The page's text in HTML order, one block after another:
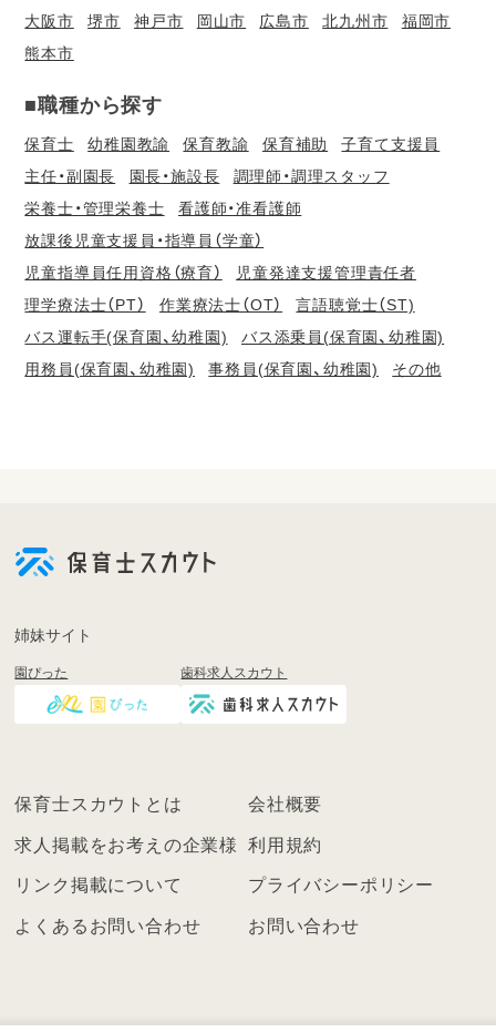
大阪市
堺市 神戸市 岡山市 広島市 北九州市
福岡市
熊本市
■職種から探す
保育士 幼稚園教諭 保育教諭 保育補助
子育て支援員
主任・副園長
園長・施設長
調理師・調理スタッフ
栄養士・管理栄養士
看護師・准看護師
放課後児童支援員・指導員（学童）
児童指導員任用資格（療育）
児童発達支援管理責任者
理学療法士（PT）
作業療法士（OT）
言語聴覚士（ST)
バス運転手(保育園、幼稚園)
バス添乗員(保育園、幼稚園)
用務員(保育園、幼稚園)
事務員(保育園、幼稚園) その他
登
く
ン
こ
姉妹サイト
園ぴった 歯科求人スカウト
保育士スカウトとは 会社概要
求人掲載をお考えの企業様 利用規約
リンク掲載について プライバシーポリシー
よくあるお問い合わせ お問い合わせ